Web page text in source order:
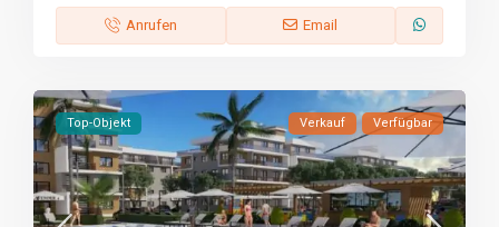
Anrufen Email
Top-Objekt Verkauf Verfügbar